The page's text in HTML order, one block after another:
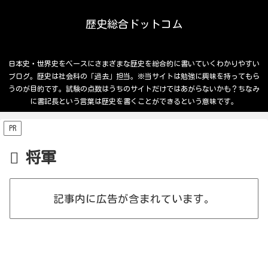
歴史総合ドットコム
日本史・世界史をベースにさまざまな歴史を総合的に書いていくわかりやすい
ブログ。歴史は社会科の「過去」担当。※当サイトは勉強に興味を持ってもら
うのが目的です。試験の点数はうちのサイトだけではあがらないかも？ちなみ
に書記長という言葉は歴史を書くことができるという意味です。
PR
将軍
記事内に広告が含まれています。